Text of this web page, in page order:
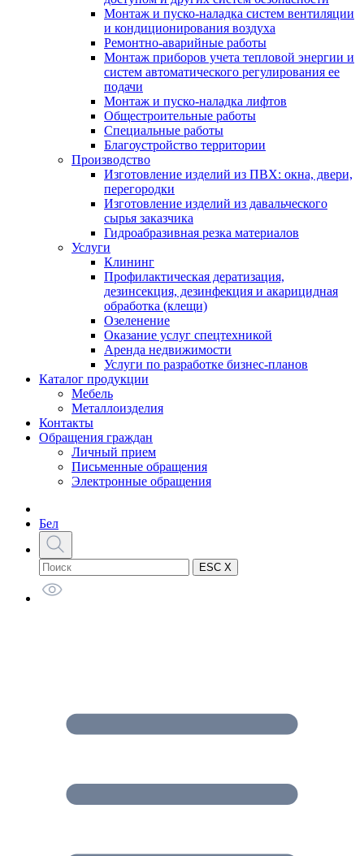
Монтаж и пуско-наладка систем вентиляции
и кондиционирования воздуха
Ремонтно-аварийные работы
Монтаж приборов учета тепловой энергии и
систем автоматического регулирования ее
подачи
Монтаж и пуско-наладка лифтов
Общестроительные работы
Специальные работы
Благоустройство территории
Производство
Изготовление изделий из ПВХ: окна, двери,
перегородки
Изготовление изделий из давальческого
сырья заказчика
Гидроабразивная резка материалов
Услуги
Клининг
Профилактическая дератизация,
дезинсекция, дезинфекция и акарицидная
обработка (клещи)
Озеленение
Оказание услуг спецтехникой
Аренда недвижимости
Услуги по разработке бизнес-планов
Каталог продукции
Мебель
Металлоизделия
Контакты
Обращения граждан
Личный прием
Письменные обращения
Электронные обращения
Бел
ESC X